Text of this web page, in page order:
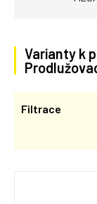
Varianty k
Filtrace